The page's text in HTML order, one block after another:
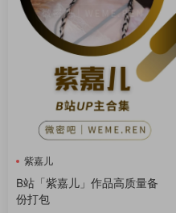
紫嘉儿
B站「紫嘉儿」作品高质量备
份打包